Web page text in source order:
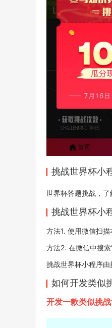
挑战世界杯小
世界杯答题挑战，了
挑战世界杯小
方法1. 使用微信扫
方法2. 在微信中搜
挑战世界杯小程序
如何开发类似
开发一款类似挑